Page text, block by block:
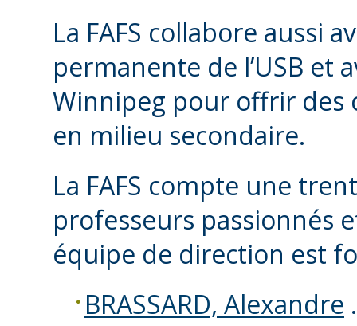
La FAFS collabore aussi
permanente de l’USB et
Winnipeg pour offrir des
en milieu secondaire.
La FAFS compte une
professeurs passionnés
équipe de direction est
BRASSARD, Alexandre